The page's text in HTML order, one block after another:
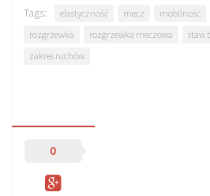
Tags: elastyczność mecz mobilność
rozgrzewka
rozgrzewka meczowa staw
zakres ruchów
0